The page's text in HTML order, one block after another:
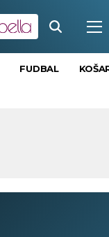
FUDBAL